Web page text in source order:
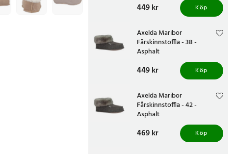
Pris: 449 kr
449 kr Köp
Axelda Maribor
Fårskinnstoffla - 38 -
Asphalt
Pris: 449 kr
449 kr Köp
Axelda Maribor
Fårskinnstoffla - 42 -
Asphalt
Pris: 469 kr
469 kr Köp